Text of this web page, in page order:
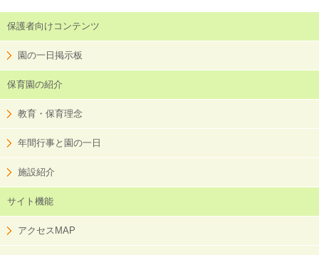
保護者向けコンテンツ
園の一日掲示板
保育園の紹介
教育・保育理念
年間行事と園の一日
施設紹介
サイト機能
アクセスMAP